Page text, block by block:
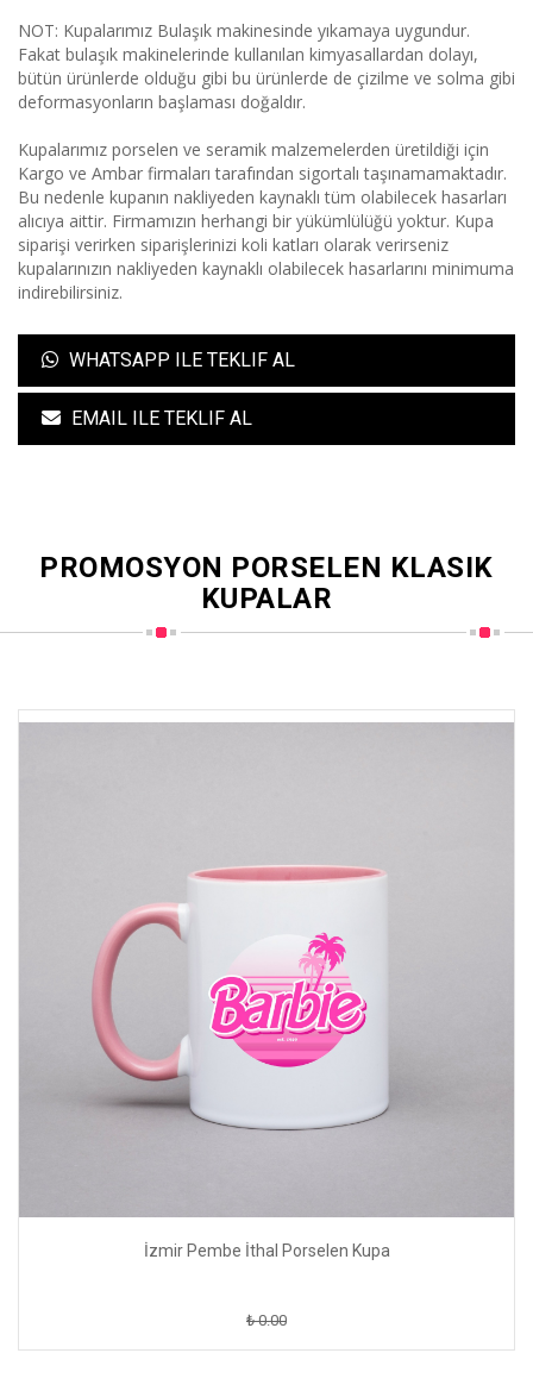
NOT: Kupalarımız Bulaşık makinesinde yıkamaya uygundur.
Fakat bulaşık makinelerinde kullanılan kimyasallardan dolayı,
bütün ürünlerde olduğu gibi bu ürünlerde de çizilme ve solma gibi
deformasyonların başlaması doğaldır.
Kupalarımız porselen ve seramik malzemelerden üretildiği için
Kargo ve Ambar firmaları tarafından sigortalı taşınamamaktadır.
Bu nedenle kupanın nakliyeden kaynaklı tüm olabilecek hasarları
alıcıya aittir. Firmamızın herhangi bir yükümlülüğü yoktur. Kupa
siparişi verirken siparişlerinizi koli katları olarak verirseniz
kupalarınızın nakliyeden kaynaklı olabilecek hasarlarını minimuma
indirebilirsiniz.
WHATSAPP ILE TEKLIF AL
EMAIL ILE TEKLIF AL
PROMOSYON PORSELEN KLASIK
KUPALAR
İzmir Pembe İthal Porselen Kupa
₺ 0.00